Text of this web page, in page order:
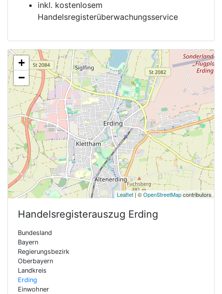
inkl. kostenlosem
Handelsregisterüberwachungsservice
+
−
Leaflet | ©OpenStreetMapcontributors
Handelsregisterauszug Erding
Bundesland
Bayern
Regierungsbezirk
Oberbayern
Landkreis
Erding
Einwohner